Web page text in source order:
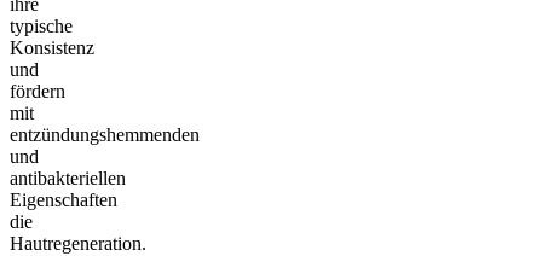
ihre
typische
Konsistenz
und
fördern
mit
entzündungshemmenden
und
antibakteriellen
Eigenschaften
die
Hautregeneration.